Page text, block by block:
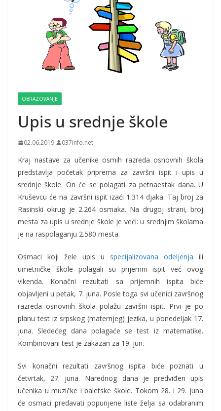
OBRAZOVANJE
Upis u srednje škole
02.06.2019. 037info.net
Kraj nastave za učenike osmih razreda osnovnih škola
predstavlja početak priprema za završni ispit i upis u
srednje škole. On će se polagati za petnaestak dana. U
Kruševcu će na završni ispit izaći 1.314 djaka. Taj broj za
Rasinski okrug je 2.264 osmaka. Na drugoj strani, broj
mesta za upis u srednje škole je veći: u srednjim školama
je na raspolaganju 2.580 mesta.
Osmaci koji žele upis u specijalizovana odeljenja ili
umetničke škole polagali su prijemni ispit već ovog
vikenda. Konačni rezultati sa prijemnih ispita biće
objavljeni u petak, 7. juna. Posle toga svi učenici završnog
razreda osnovnih škola polažu završni ispit. Prvi je po
planu test iz srpskog (maternjeg) jezika, u ponedeljak 17.
juna. Sledećeg dana polagaće se test iz matematike.
Kombinovani test je zakazan za 19. jun.
Svi konačni rezultati završnog ispita biće poznati u
četvrtak, 27. juna. Narednog dana je predviđen upis
učenika u muzičke i baletske škole. Tokom 28. i 29. juna
će osmaci predavati popunjene liste želja sa odabranim